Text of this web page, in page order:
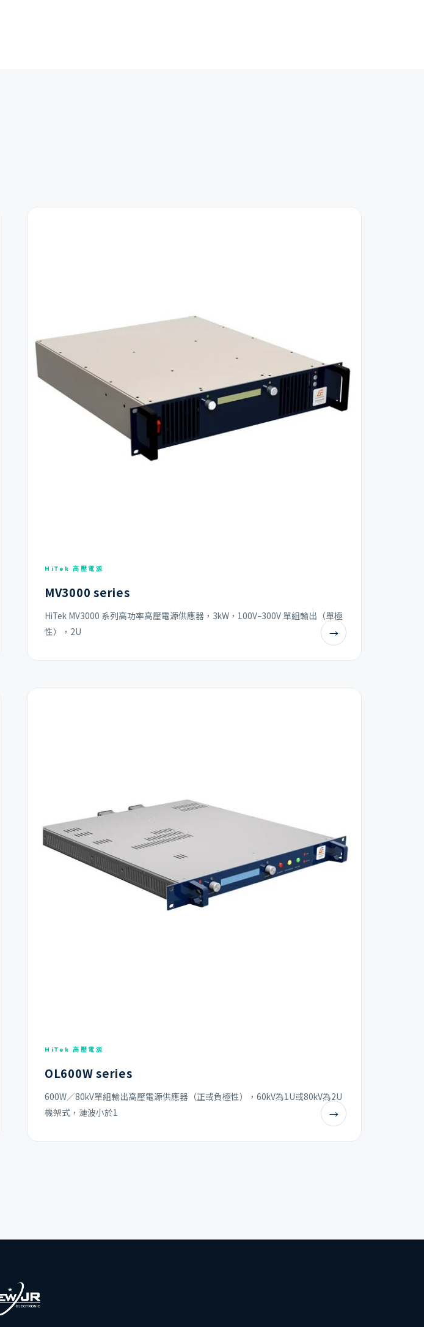
HiTek 高壓電源
MV3000 series
HiTek MV3000 系列高功率高壓電源供應器，3kW，100V–300V 單組輸出（單極
性），2U
→
HiTek 高壓電源
OL600W series
600W／80kV單組輸出高壓電源供應器（正或負極性），60kV為1U或80kV為2U
機架式，漣波小於1
→